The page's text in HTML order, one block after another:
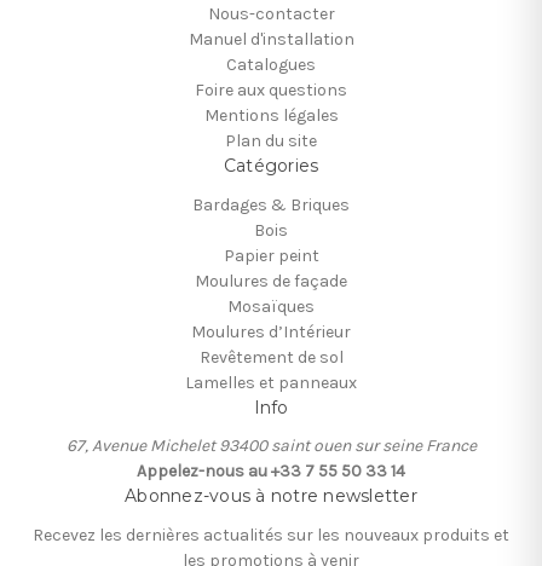
Nous-contacter
Manuel d'installation
Catalogues
Foire aux questions
Mentions légales
Plan du site
Catégories
Bardages & Briques
Bois
Papier peint
Moulures de façade
Mosaïques
Moulures d’Intérieur
Revêtement de sol
Lamelles et panneaux
Info
67, Avenue Michelet 93400 saint ouen sur seine France
Appelez-nous au +33 7 55 50 33 14
Abonnez-vous à notre newsletter
Recevez les dernières actualités sur les nouveaux produits et
les promotions à venir